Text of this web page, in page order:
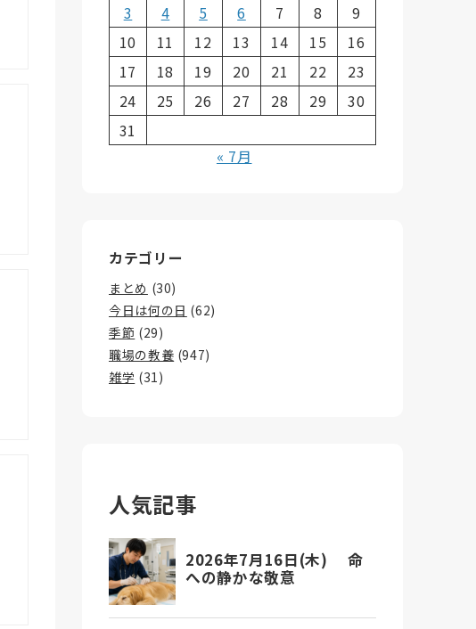
3
4 5 6 7 8
9
10
11 12 13 14 15
16
17
18 19 20 21 22
23
24
25 26 27 28 29
30
31
« 7月
カテゴリー
まとめ (30)
今日は何の日 (62)
季節 (29)
職場の教養 (947)
雑学 (31)
人気記事